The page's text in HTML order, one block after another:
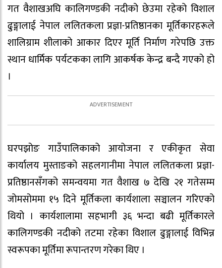
गत वैशाखअघि कालिगण्डकी नदीको छेउमा रहेको विशाल
ढुङ्गालाई नेपाल ललितकला प्रज्ञा-प्रतिष्ठानका मूर्तिकारहरूले
शालिग्राम शीलाको आकार दिएर मूर्ति निर्माण गरेपछि उक्त
स्थान धार्मिक पर्यटकका लागि आकर्षक केन्द्र बन्दै गएको हो
।
घरपझोङ गाउँपालिकाको आयोजना र एकीकृत सेवा
कार्यालय मुस्ताङको सहलगानीमा नेपाल ललितकला प्रज्ञा-
प्रतिष्ठानसँगको समन्वयमा गत वैशाख ७ देखि २१ गतेसम्म
जोमसोममा १५ दिने मूर्तिकला कार्यशाला सञ्चालन गरिएको
थियो । कार्यशालामा सहभागी ३६ भन्दा बढी मूर्तिकारले
कालिगण्डकी नदीको तटमा रहेका विशाल ढुङ्गालाई विभिन्न
स्वरूपका मूर्तिमा रूपान्तरण गरेका थिए ।